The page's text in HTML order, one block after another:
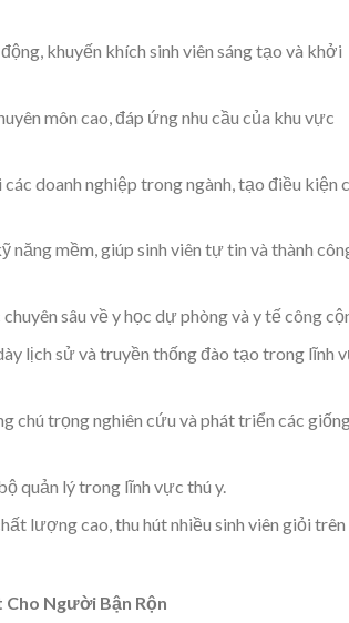
khuyến khích sinh viên sáng tạo và khởi
môn cao, đáp ứng nhu cầu của khu vực
doanh nghiệp trong ngành, tạo điều kiện
mềm, giúp sinh viên tự tin và thành
sâu về y học dự phòng và y tế công
lịch sử và truyền thống đào tạo trong lĩnh
chú trọng nghiên cứu và phát triển các
quản lý trong lĩnh vực thú y.
lượng cao, thu hút nhiều sinh viên giỏi trên
Người Bận Rộn